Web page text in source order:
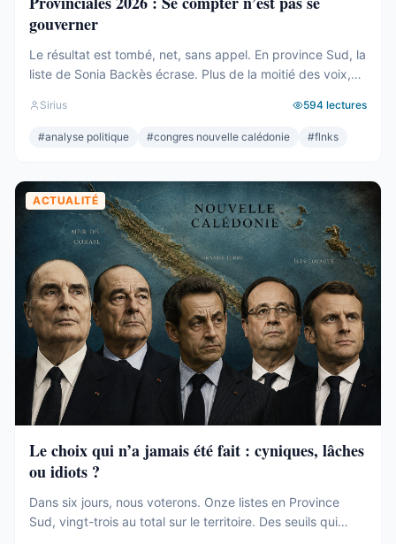
gouverner
Le résultat est tombé, net, sans appel. En province Sud, la
liste de Sonia Backès écrase. Plus de la moitié des voix,
pulvérisée, le centre rayé de la carte. On parlera de raz-
de-marée, et le mot, pour une fois, ne sera pas exagéré.
Sirius 594 lectures
#analyse politique #congres nouvelle calédonie #flnks
ACTUALITÉ
Le choix qui n’a jamais été fait : cyniques, lâches
ou idiots ?
Dans six jours, nous voterons. Onze listes en Province
Sud, vingt-trois au total sur le territoire. Des seuils qui